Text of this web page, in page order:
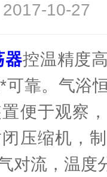
2017-10-
器控温精度
可靠。气浴
便于观察
压缩机，
对流，温度